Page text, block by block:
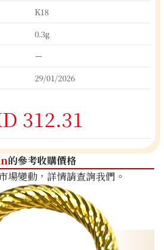
K18
0.3g
ー
29/01/2026
312.31
的參考收購價格
場變動，詳情請查詢我們。